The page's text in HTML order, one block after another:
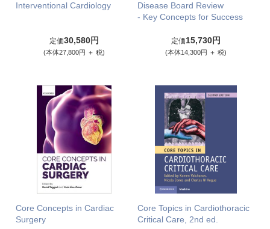
Interventional Cardiology
定価30,580円
(本体27,800円 ＋ 税)
Disease Board Review
- Key Concepts for Success
定価15,730円
(本体14,300円 ＋ 税)
Core Concepts in Cardiac
Surgery
Core Topics in Cardiothoracic
Critical Care, 2nd ed.